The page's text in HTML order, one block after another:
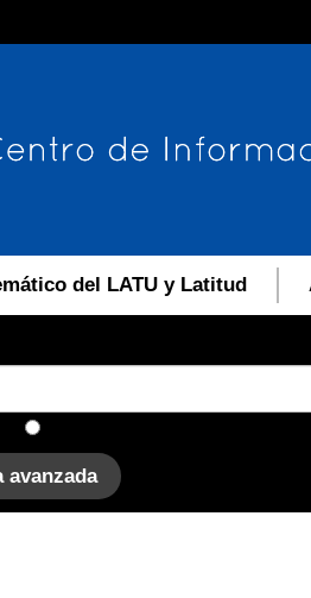
del LATU y Latitud
avanzada